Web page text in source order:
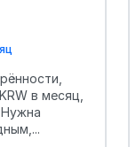
в месяц,
Нужна